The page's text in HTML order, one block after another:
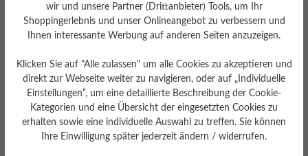
Passform
Comfort - Weite Passform
(H) - Für normale bis kräftige
Füße
wir und unsere Partner (Drittanbieter) Tools, um Ihr
Shoppingerlebnis und unser Onlineangebot zu verbessern und
Ihnen interessante Werbung auf anderen Seiten anzuzeigen.
Klicken Sie auf "Alle zulassen" um alle Cookies zu akzeptieren und
direkt zur Webseite weiter zu navigieren, oder auf „Individuelle
Einstellungen“, um eine detaillierte Beschreibung der Cookie-
Kategorien und eine Übersicht der eingesetzten Cookies zu
erhalten sowie eine individuelle Auswahl zu treffen. Sie können
Ihre Einwilligung später jederzeit ändern / widerrufen.